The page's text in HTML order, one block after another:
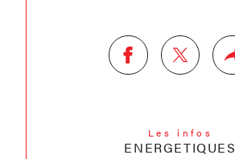
Les infos
ENERGETIQUES